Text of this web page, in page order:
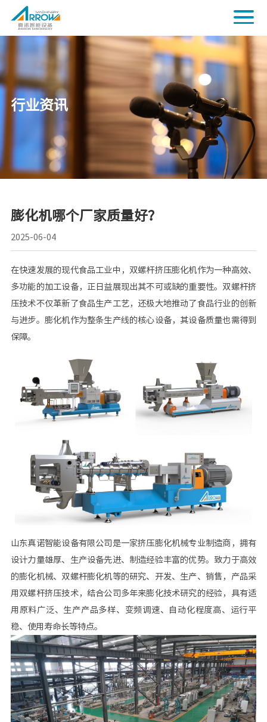
行业资讯
膨化机哪个厂家质量好？
2025-06-04
在快速发展的现代食品工业中，双螺杆挤压膨化机作为一种高效、
多功能的加工设备，正日益展现出其不可或缺的重要性。双螺杆挤
压技术不仅革新了食品生产工艺，还极大地推动了食品行业的创新
与进步。膨化机作为整条生产线的核心设备，其设备质量也需得到
保障。
山东真诺智能设备有限公司是一家挤压膨化机械专业制造商，拥有
设计力量雄厚、生产设备先进、制造经验丰富的优势。致力于高效
的膨化机械、双螺杆膨化机等的研究、开发、生产、销售，产品采
用双螺杆挤压技术，结合公司多年来膨化技术研究的经验，具有适
用原料广泛、生产产品多样、变频调速、自动化程度高、运行平
稳、使用寿命长等特点。